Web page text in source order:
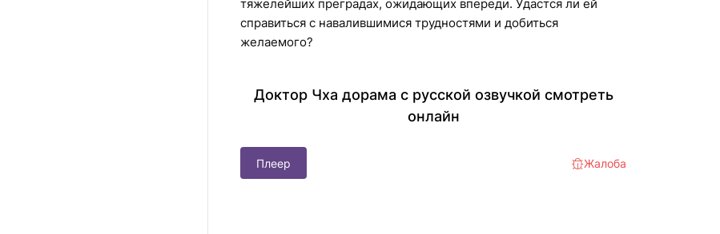
тяжелейших преградах, ожидающих впереди. Удастся ли ей
справиться с навалившимися трудностями и добиться
желаемого?
Доктор Чха дорама с русской озвучкой смотреть
онлайн
Плеер Жалоба